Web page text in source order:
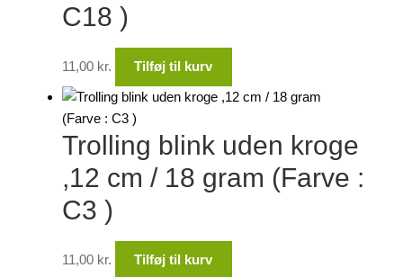
C18 )
11,00 kr. Tilføj til kurv
Trolling blink uden kroge
,12 cm / 18 gram (Farve :
C3 )
11,00 kr. Tilføj til kurv